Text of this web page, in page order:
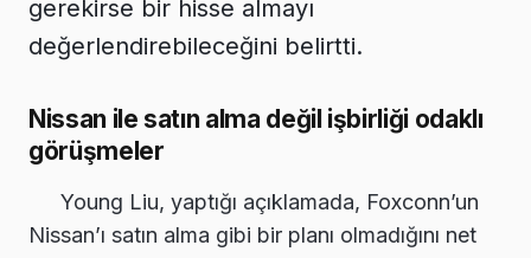
gerekirse bir hisse almayı
değerlendirebileceğini belirtti.
Nissan ile satın alma değil işbirliği odaklı
görüşmeler
Young Liu, yaptığı açıklamada, Foxconn’un
Nissan’ı satın alma gibi bir planı olmadığını net